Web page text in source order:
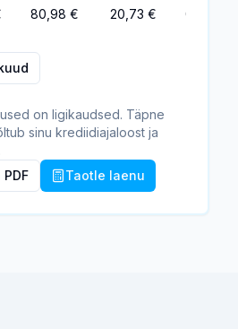
80,98 € 20,73 € 0,00 €
on ligikaudsed. Täpne
sinu krediidiajaloost ja
Taotle laenu